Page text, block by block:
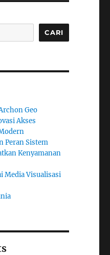
CARI
Geo
Akses
Peran Sistem
Kenyamanan
Media Visualisasi